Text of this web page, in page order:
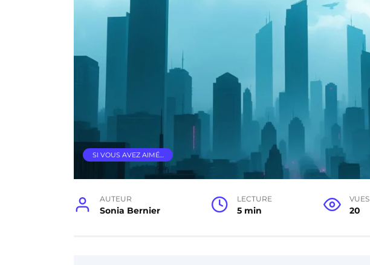
SI VOUS AVEZ AIMÉ…
AUTEUR
Sonia Bernier
LECTURE
5 min
VUES
20